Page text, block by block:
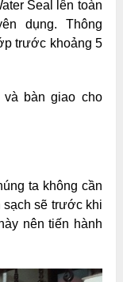
Seal lên toàn
dụng. Thông
trước khoảng 5
bàn giao cho
ta không cần
sạch sẽ trước khi
nên tiến hành